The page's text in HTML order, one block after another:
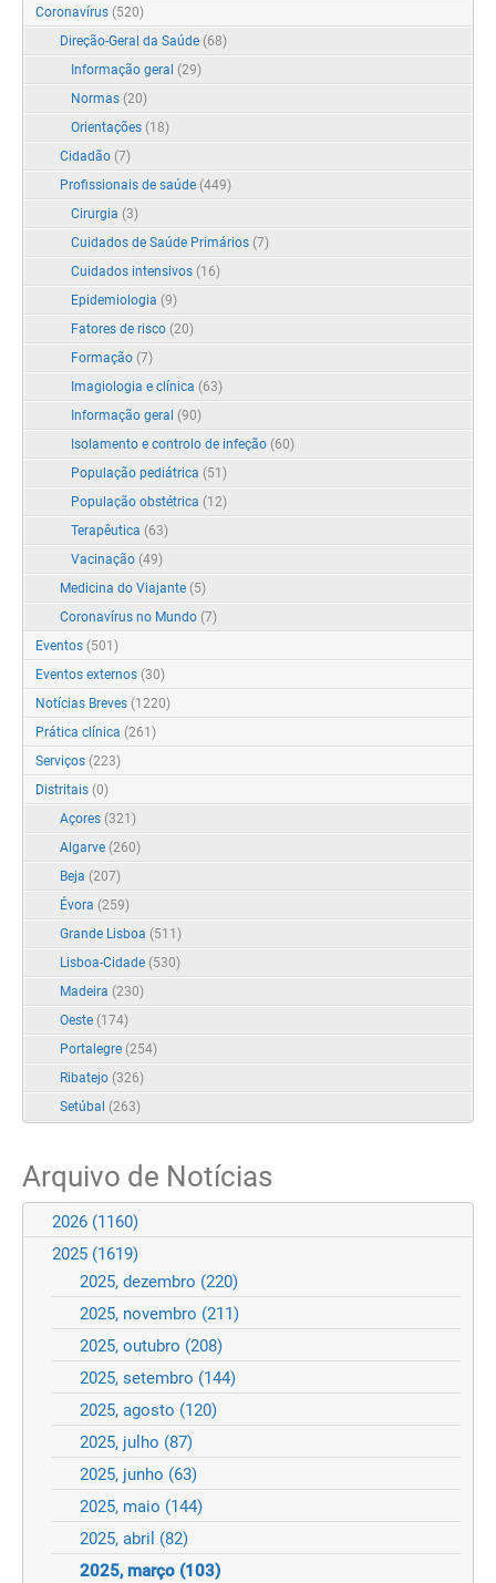
Coronavírus (520)
Direção-Geral da Saúde (68)
Informação geral (29)
Normas (20)
Orientações (18)
Cidadão (7)
Profissionais de saúde (449)
Cirurgia (3)
Cuidados de Saúde Primários (7)
Cuidados intensivos (16)
Epidemiologia (9)
Fatores de risco (20)
Formação (7)
Imagiologia e clínica (63)
Informação geral (90)
Isolamento e controlo de infeção (60)
População pediátrica (51)
População obstétrica (12)
Terapêutica (63)
Vacinação (49)
Medicina do Viajante (5)
Coronavírus no Mundo (7)
Eventos (501)
Eventos externos (30)
Notícias Breves (1220)
Prática clínica (261)
Serviços (223)
Distritais (0)
Açores (321)
Algarve (260)
Beja (207)
Évora (259)
Grande Lisboa (511)
Lisboa-Cidade (530)
Madeira (230)
Oeste (174)
Portalegre (254)
Ribatejo (326)
Setúbal (263)
Arquivo de Notícias
2026 (1160)
2025 (1619)
2025, dezembro (220)
2025, novembro (211)
2025, outubro (208)
2025, setembro (144)
2025, agosto (120)
2025, julho (87)
2025, junho (63)
2025, maio (144)
2025, abril (82)
2025, março (103)